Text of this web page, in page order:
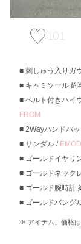
101
刺しゅう入りガ
キャミソール 約
ベルト付きハイ
FROM
2Wayハンドバ
サンダル /
ゴールドイヤリ
ゴールドネック
ゴールド腕時計
ゴールドバング
アイテム、価格